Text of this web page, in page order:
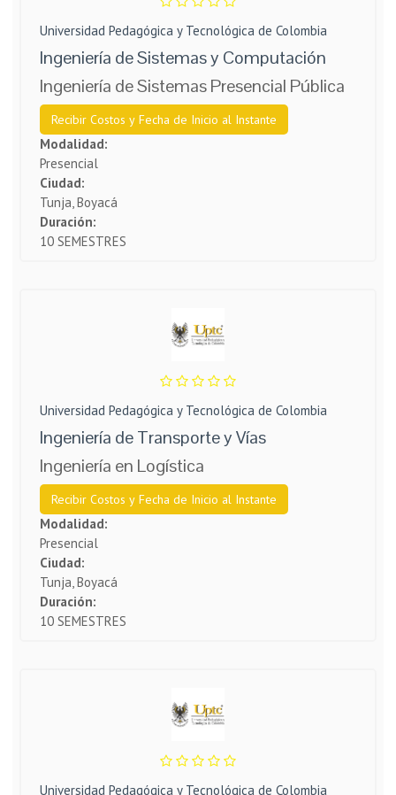
Universidad Pedagógica y Tecnológica de Colombia
Ingeniería de Sistemas y Computación
Ingeniería de Sistemas Presencial Pública
Recibir Costos y Fecha de Inicio al Instante
Modalidad:
Presencial
Ciudad:
Tunja, Boyacá
Duración:
10 SEMESTRES
Universidad Pedagógica y Tecnológica de Colombia
Ingeniería de Transporte y Vías
Ingeniería en Logística
Recibir Costos y Fecha de Inicio al Instante
Modalidad:
Presencial
Ciudad:
Tunja, Boyacá
Duración:
10 SEMESTRES
Universidad Pedagógica y Tecnológica de Colombia